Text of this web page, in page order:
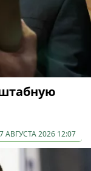
АВГУСТА 2026 12:07